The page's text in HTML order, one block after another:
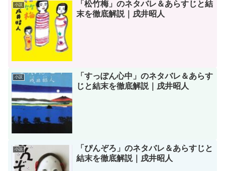
小説
「松竹梅」のネタバレ＆あらすじと結
末を徹底解説｜戌井昭人
小説
「すっぽん心中」のネタバレ＆あらす
じと結末を徹底解説｜戌井昭人
小説
「ぴんぞろ」のネタバレ＆あらすじと
結末を徹底解説｜戌井昭人